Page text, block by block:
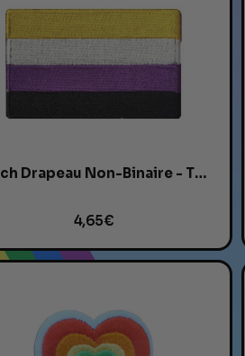
Patch Drapeau Non-Binaire - Thermocollant & Unique
4,65 €